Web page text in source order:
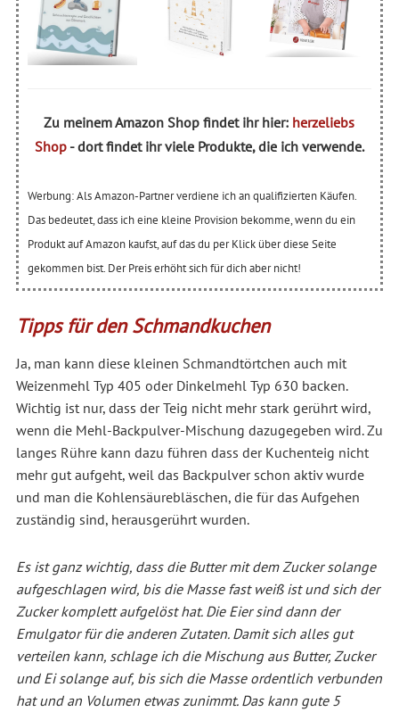
Zu meinem Amazon Shop findet ihr hier: herzeliebs
Shop- dort findet ihr viele Produkte, die ich verwende.
Werbung: Als Amazon-Partner verdiene ich an qualifizierten Käufen.
Das bedeutet, dass ich eine kleine Provision bekomme, wenn du ein
Produkt auf Amazon kaufst, auf das du per Klick über diese Seite
gekommen bist. Der Preis erhöht sich für dich aber nicht!
Tipps für den Schmandkuchen
Ja, man kann diese kleinen Schmandtörtchen auch mit
Weizenmehl Typ 405 oder Dinkelmehl Typ 630 backen.
Wichtig ist nur, dass der Teig nicht mehr stark gerührt wird,
wenn die Mehl-Backpulver-Mischung dazugegeben wird. Zu
langes Rühre kann dazu führen dass der Kuchenteig nicht
mehr gut aufgeht, weil das Backpulver schon aktiv wurde
und man die Kohlensäurebläschen, die für das Aufgehen
zuständig sind, herausgerührt wurden.
Es ist ganz wichtig, dass die Butter mit dem Zucker solange
aufgeschlagen wird, bis die Masse fast weiß ist und sich der
Zucker komplett aufgelöst hat. Die Eier sind dann der
Emulgator für die anderen Zutaten. Damit sich alles gut
verteilen kann, schlage ich die Mischung aus Butter, Zucker
und Ei solange auf, bis sich die Masse ordentlich verbunden
hat und an Volumen etwas zunimmt. Das kann gute 5